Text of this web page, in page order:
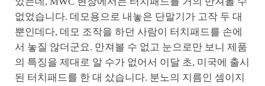
없었습니다. 데모용으로 내놓은 단말기가 고작 두 대
뿐인데다, 데모 조작을 하던 사람이 터치패드를 손에
서 놓질 않더군요. 만져볼 수 없고 눈으로만 보니 제품
의 특징을 제대로 알 수가 없어서 이달 초, 미국에 출시
된 터치패드를 한 대 샀습니다. 분노의 지름인 셈이지